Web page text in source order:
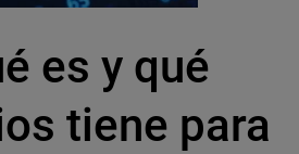
es y qué
tiene para